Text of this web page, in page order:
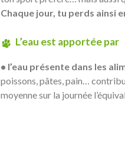
Chaque jour, tu perds ainsi
L’eau est apportée par
• l’eau présente dans les
poissons, pâtes, pain…
moyenne sur la journée